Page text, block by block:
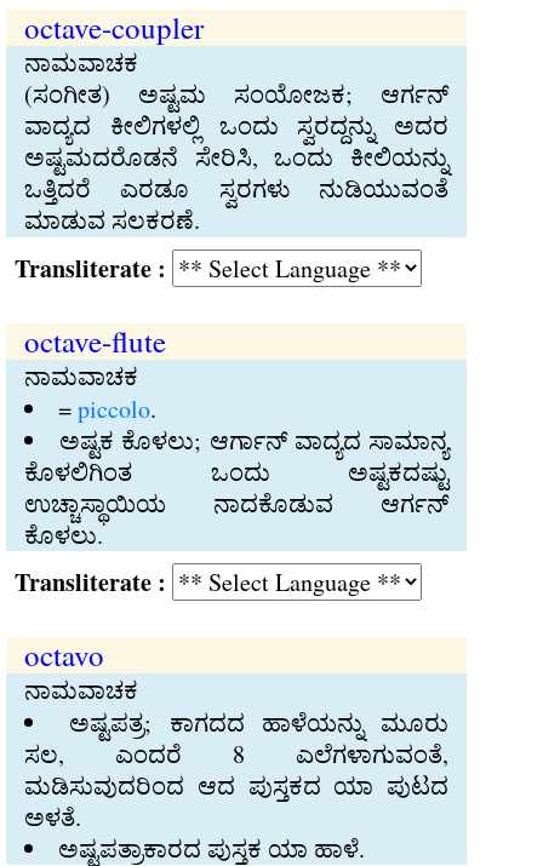
octave-coupler
ನಾಮವಾಚಕ
(ಸಂಗೀತ) ಅಷ್ಟಮ ಸಂಯೋಜಕ; ಆರ್ಗನ್‍
ವಾದ್ಯದ ಕೀಲಿಗಳಲ್ಲಿ ಒಂದು ಸ್ವರದ್ದನ್ನು ಅದರ
ಅಷ್ಟಮದರೊಡನೆ ಸೇರಿಸಿ, ಒಂದು ಕೀಲಿಯನ್ನು
ಒತ್ತಿದರೆ ಎರಡೂ ಸ್ವರಗಳು ನುಡಿಯುವಂತೆ
ಮಾಡುವ ಸಲಕರಣೆ.
:
octave-flute
ನಾಮವಾಚಕ
=piccolo.
ಅಷ್ಟಕ ಕೊಳಲು; ಆರ್ಗಾನ್‍ ವಾದ್ಯದ ಸಾಮಾನ್ಯ
ಕೊಳಲಿಗಿಂತ ಒಂದು ಅಷ್ಟಕದಷ್ಟು
ಉಚ್ಚಾಸ್ಥಾಯಿಯ ನಾದಕೊಡುವ ಆರ್ಗನ್‍
ಕೊಳಲು.
:
octavo
ನಾಮವಾಚಕ
ಅಷ್ಟಪತ್ರ; ಕಾಗದದ ಹಾಳೆಯನ್ನು ಮೂರು
ಸಲ, ಎಂದರೆ 8 ಎಲೆಗಳಾಗುವಂತೆ,
ಮಡಿಸುವುದರಿಂದ ಆದ ಪುಸ್ತಕದ ಯಾ ಪುಟದ
ಅಳತೆ.
ಅಷ್ಟಪತ್ರಾಕಾರದ ಪುಸ್ತಕ ಯಾ ಹಾಳೆ.